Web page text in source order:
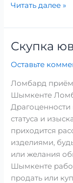
Читать далее »
Скупка
Оставьте
Ломбард
Шымкенте
статуса и
приходится
изделиями,
или желания
Шымкенте
продать или
Скупка
украшений